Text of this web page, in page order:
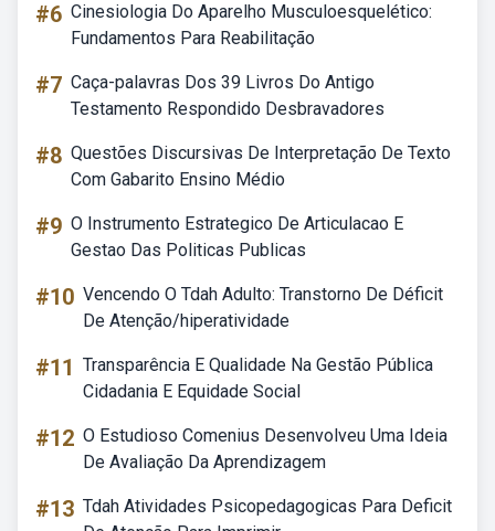
#6 Cinesiologia Do Aparelho Musculoesquelético:
Fundamentos Para Reabilitação
#7 Caça-palavras Dos 39 Livros Do Antigo
Testamento Respondido Desbravadores
#8 Questões Discursivas De Interpretação De Texto
Com Gabarito Ensino Médio
#9 O Instrumento Estrategico De Articulacao E
Gestao Das Politicas Publicas
#10 Vencendo O Tdah Adulto: Transtorno De Déficit
De Atenção/hiperatividade
#11 Transparência E Qualidade Na Gestão Pública
Cidadania E Equidade Social
#12 O Estudioso Comenius Desenvolveu Uma Ideia
De Avaliação Da Aprendizagem
#13 Tdah Atividades Psicopedagogicas Para Deficit